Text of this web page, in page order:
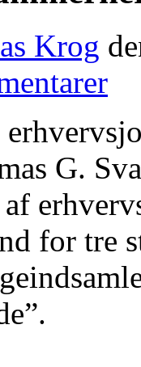
Krog
G.
for tre